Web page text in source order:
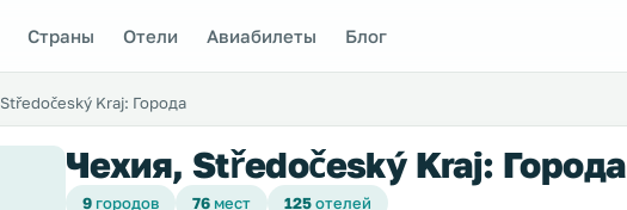
Страны Отели Авиабилеты Блог
Středočeský Kraj: Города
Чехия, Středočeský Kraj: Города
9 городов 76 мест 125отелей